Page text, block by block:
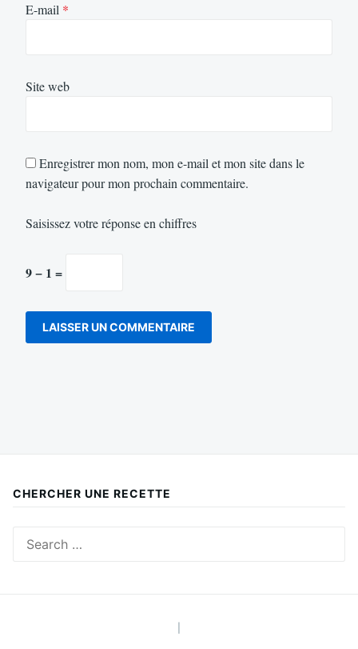
E-mail *
Site web
Enregistrer mon nom, mon e-mail et mon site dans le
navigateur pour mon prochain commentaire.
Saisissez votre réponse en chiffres
9 − 1 =
CHERCHER UNE RECETTE
for: